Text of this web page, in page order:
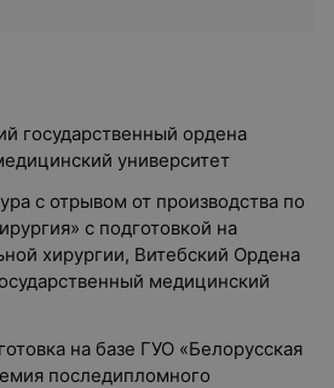
государственный ордена
университет
с отрывом от производства по
с подготовкой на
хирургии, Витебский Ордена
медицинский
на базе ГУО «Белорусская
последипломного